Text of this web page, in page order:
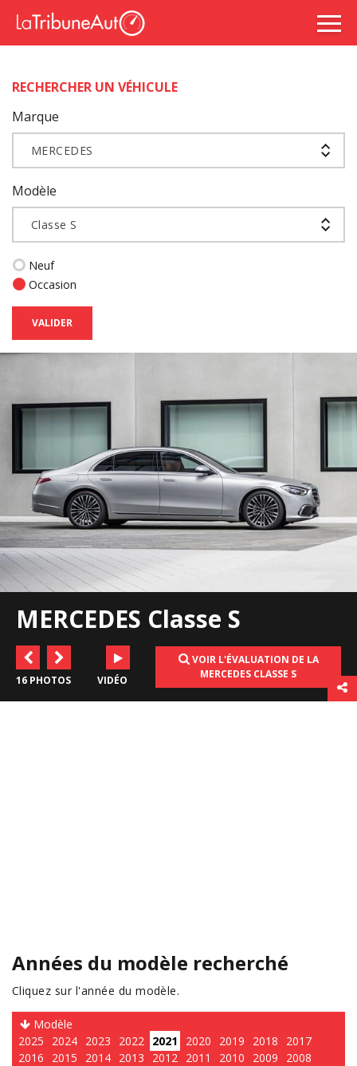
RECHERCHER UN VÉHICULE
Marque
MERCEDES
Modèle
Classe S
Neuf
Occasion
VALIDER
MERCEDES Classe S
16 PHOTOS VIDÉO
VOIR L'ÉVALUATION DE LA
MERCEDES CLASSE S
Années du modèle recherché
Cliquez sur l'année du modèle.
Modèle
2025
2024 2023 2022 2021 2020 2019 2018
2017
2016
2015 2014 2013 2012 2011 2010 2009
2008